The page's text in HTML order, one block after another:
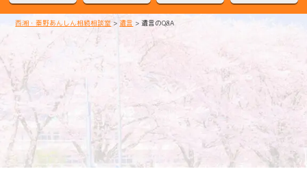
西湘・秦野あんしん相続相談室 > 遺言 > 遺言のQ&A
遺言のQ&A